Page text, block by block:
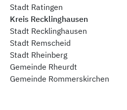
Stadt Ratingen
Kreis Recklinghausen
Stadt Recklinghausen
Stadt Remscheid
Stadt Rheinberg
Gemeinde Rheurdt
Gemeinde Rommerskirchen